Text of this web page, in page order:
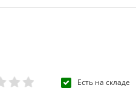
Есть на складе